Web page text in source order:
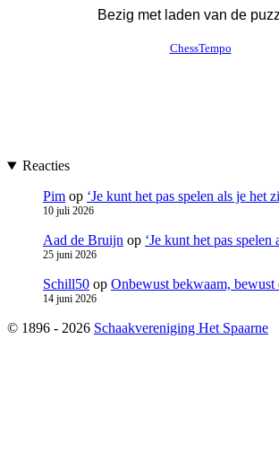
Reacties
Pim op ‘Je kunt het pas spelen als je het
10 juli 2026
Aad de Bruijn op ‘Je kunt het pas spelen
25 juni 2026
Schill50 op Onbewust bekwaam,
14 juni 2026
© 1896 - 2026 Schaakvereniging Het Spaarne